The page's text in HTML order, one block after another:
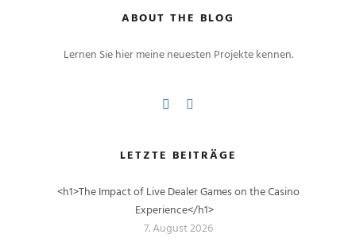
ABOUT THE BLOG
Lernen Sie hier meine neuesten Projekte kennen.
LETZTE BEITRÄGE
<h1>The Impact of Live Dealer Games on the Casino
Experience</h1>
7. August 2026